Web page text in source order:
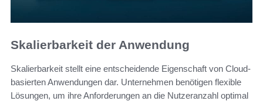
Skalierbarkeit der Anwendung
Skalierbarkeit stellt eine entscheidende Eigenschaft von Cloud-
basierten Anwendungen dar. Unternehmen benötigen flexible
Lösungen, um ihre Anforderungen an die Nutzeranzahl optimal